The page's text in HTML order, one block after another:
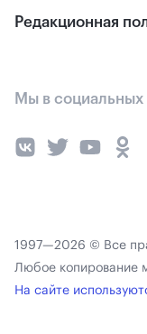
Редакционная
Мы в социальных
1997—2026 © Все
Любое копирование
На сайте